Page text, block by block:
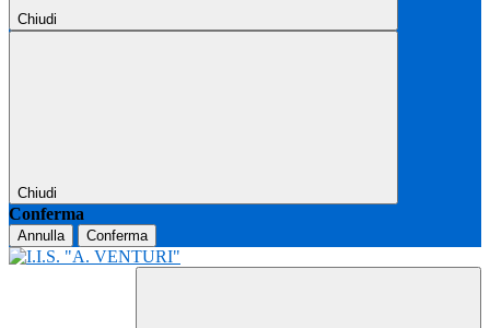
Chiudi
Chiudi
Conferma
Annulla Conferma